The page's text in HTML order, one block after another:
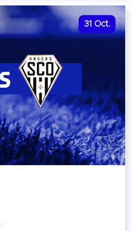
31 Oct.